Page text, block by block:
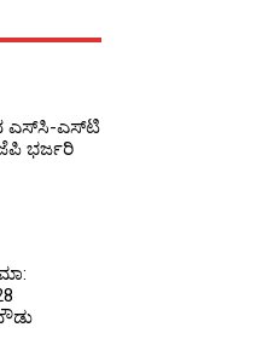
ಎಸ್‌ಸಿ-ಎಸ್‌ಟಿ
ಭರ್ಜರಿ